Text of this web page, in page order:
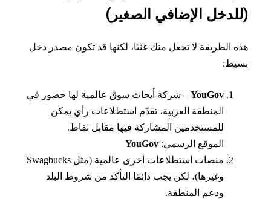
الإضافي الصغير)
الطريقة لا تجعل منك غنيًا، لكنها قد تكون مصدر دخل
YouGov– شركة أبحاث سوق عالمية لها حضور في
المنطقة العربية، تقدّم استطلاعات رأي يمكن
للمستخدمين المشاركة فيها مقابل نقاط.
الموقع الرسمي:YouGov
منصات استطلاعات أخرى عالمية (مثل Swagbucks
وغيرها)، لكن يجب دائمًا التأكد من شروط البلد
ودعم المنطقة.